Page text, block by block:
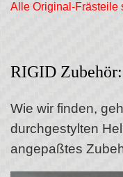
Alle Original-Frästeile
RIGID Zubehör:
Wie wir finden,
durchgestylten
angepaßtes